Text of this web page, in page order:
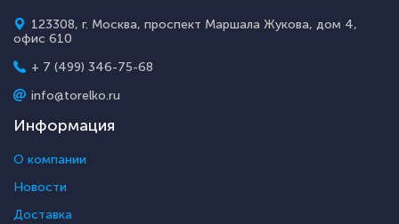
123308, г. Москва, проспект Маршала Жукова, дом 4,
офис 610
+ 7 (499) 346-75-68
info@torelko.ru
Информация
О компании
Новости
Доставка